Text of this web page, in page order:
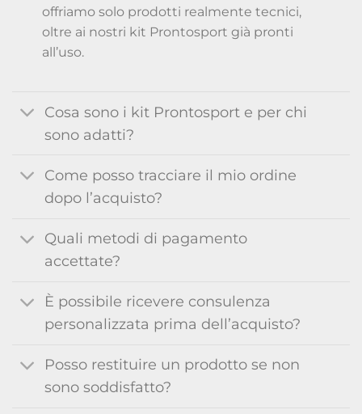
offriamo solo prodotti realmente tecnici,
oltre ai nostri kit Prontosport già pronti
all’uso.
Cosa sono i kit Prontosport e per chi
sono adatti?
Come posso tracciare il mio ordine
dopo l’acquisto?
Quali metodi di pagamento
accettate?
È possibile ricevere consulenza
personalizzata prima dell’acquisto?
Posso restituire un prodotto se non
sono soddisfatto?